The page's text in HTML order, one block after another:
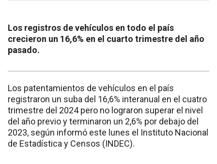
Los registros de vehículos en todo el país
crecieron un 16,6% en el cuarto trimestre del año
pasado.
Los patentamientos de vehículos en el país
registraron un suba del 16,6% interanual en el cuatro
trimestre del 2024 pero no lograron superar el nivel
del año previo y terminaron un 2,6% por debajo del
2023, según informó este lunes el Instituto Nacional
de Estadística y Censos (INDEC).